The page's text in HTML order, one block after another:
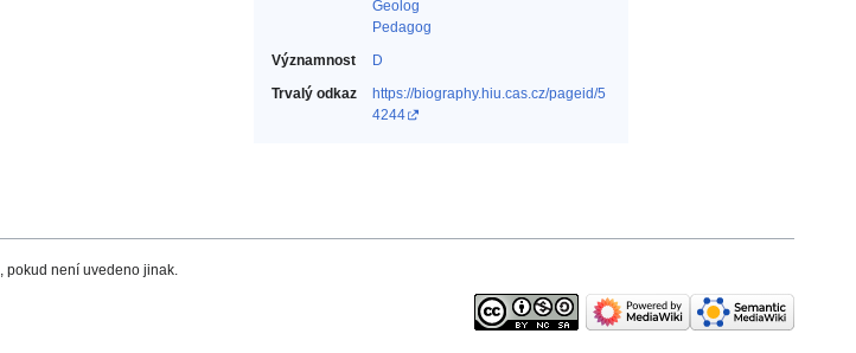
Geolog‎
Pedagog‎
Významnost
D
Trvalý odkaz
https://biography.hiu.cas.cz/pageid/5
4244
, pokud není uvedeno jinak.